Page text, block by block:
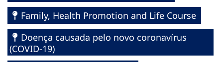
Family, Health Promotion and Life Course
Doença causada pelo novo coronavírus
(COVID-19)